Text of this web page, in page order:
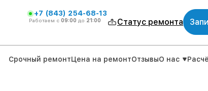
+7 (843) 254-68-13
Работаем с 09:00 до 21:00 Статус ремонта
Срочный ремонтЦена на ремонтОтзывыО нас